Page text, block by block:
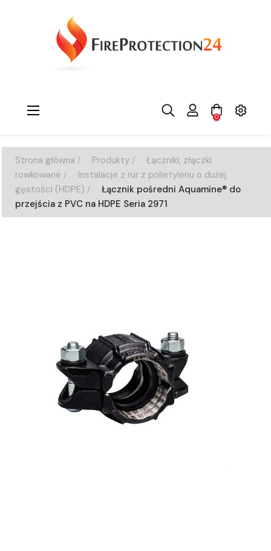
Toggle
navigation
☰ 0
Strona główna Produkty
Łączniki, złączki
rowkowane
Instalacje z rur z polietylenu o dużej
gęstości (HDPE)
Łącznik pośredni Aquamine® do
przejścia z PVC na HDPE Seria 2971